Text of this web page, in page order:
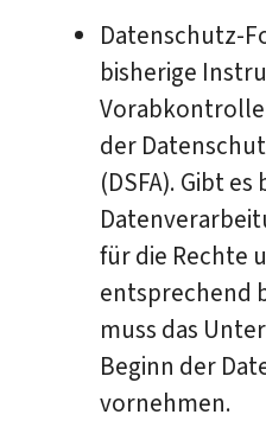
Datenschutz-
bisherige
der
(DSFA). Gibt
für die Rechte
entsprechend
muss das
Beginn der
vornehmen.